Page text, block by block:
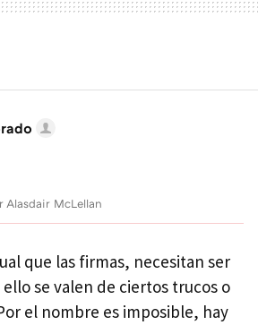
Alasdair McLellan
que las firmas, necesitan ser
se valen de ciertos trucos o
el nombre es imposible, hay